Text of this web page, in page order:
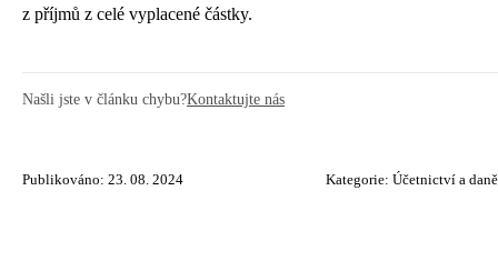
z příjmů z celé vyplacené částky.
Našli jste v článku chybu?Kontaktujte nás
Publikováno: 23. 08. 2024 Kategorie: Účetnictví a daně